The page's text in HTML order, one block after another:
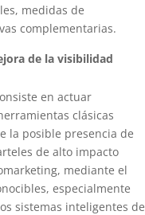
medidas de
complementarias.
de la visibilidad
en actuar
clásicas
la posible presencia de
de alto impacto
mediante el
especialmente
sistemas inteligentes de